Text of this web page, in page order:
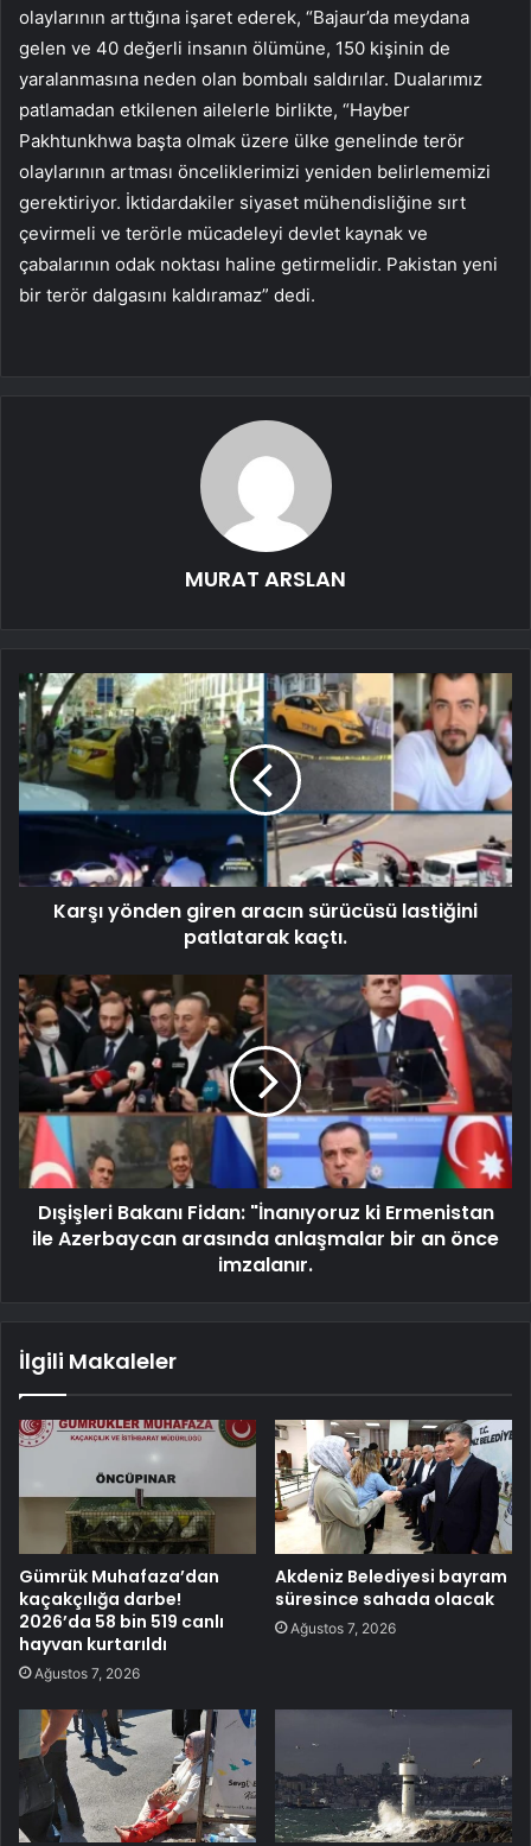
olaylarının arttığına işaret ederek, “Bajaur’da meydana
gelen ve 40 değerli insanın ölümüne, 150 kişinin de
yaralanmasına neden olan bombalı saldırılar. Dualarımız
patlamadan etkilenen ailelerle birlikte, “Hayber
Pakhtunkhwa başta olmak üzere ülke genelinde terör
olaylarının artması önceliklerimizi yeniden belirlememizi
gerektiriyor. İktidardakiler siyaset mühendisliğine sırt
çevirmeli ve terörle mücadeleyi devlet kaynak ve
çabalarının odak noktası haline getirmelidir. Pakistan yeni
bir terör dalgasını kaldıramaz” dedi.
MURAT ARSLAN
Karşı yönden giren aracın sürücüsü lastiğini
patlatarak kaçtı.
Dışişleri Bakanı Fidan: "İnanıyoruz ki Ermenistan
ile Azerbaycan arasında anlaşmalar bir an önce
imzalanır.
İlgili Makaleler
Gümrük Muhafaza’dan
kaçakçılığa darbe!
2026’da 58 bin 519 canlı
hayvan kurtarıldı
Ağustos 7, 2026
Akdeniz Belediyesi bayram
süresince sahada olacak
Ağustos 7, 2026